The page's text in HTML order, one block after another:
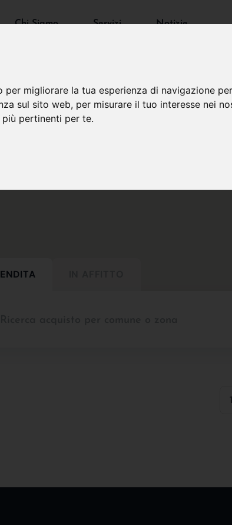
migliorare la tua esperienza di navigazione
sul sito web, per misurare il tuo interesse nei
più pertinenti per te.
Chi Siamo Servizi Notizie